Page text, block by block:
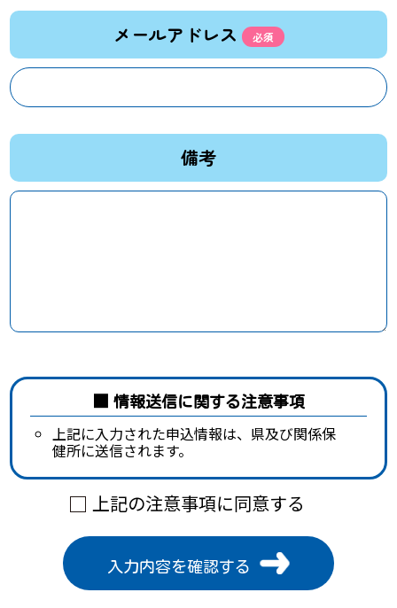
メールアドレス
備考
情報送信に関する注意事項
上記に入力された申込情報は、県及び関係保
健所に送信されます。
上記の注意事項に同意する
入力内容を確認する